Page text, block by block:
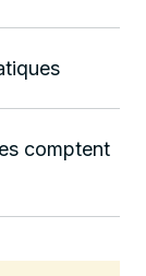
comptent